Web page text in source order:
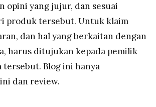
opini yang jujur, dan sesuai
produk tersebut. Untuk klaim
dan hal yang berkaitan dengan
harus ditujukan kepada pemilik
tersebut. Blog ini hanya
dan review.